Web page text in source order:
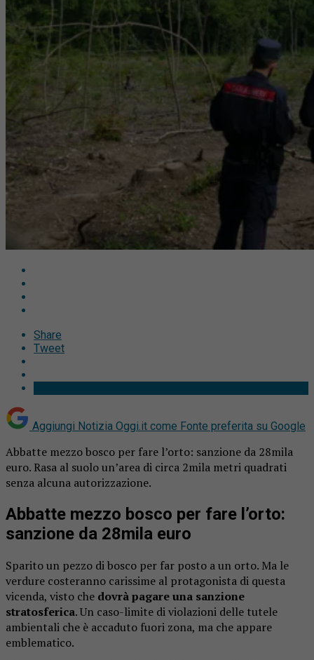
Share
Tweet
Aggiungi Notizia Oggi.it come Fonte preferita su Google
Abbatte mezzo bosco per fare l’orto: sanzione da 28mila
euro. Rasa al suolo un’area di circa 2mila metri quadrati
senza alcuna autorizzazione.
Abbatte mezzo bosco per fare l’orto:
sanzione da 28mila euro
Sparito un pezzo di bosco per far posto a un orto. Ma le
verdure costeranno carissime al protagonista di questa
vicenda, visto che dovrà pagare una sanzione
stratosferica. Un caso-limite di violazioni delle tutele
ambientali che è accaduto fuori zona, ma che appare
emblematico.